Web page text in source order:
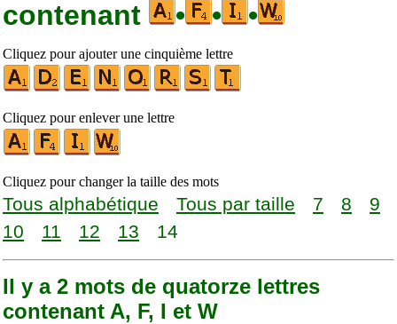
contenant
• • •
Cliquez pour ajouter une cinquième lettre
Cliquez pour enlever une lettre
Cliquez pour changer la taille des mots
Tous alphabétique Tous par taille 7 8
9
10
11 12 13 14
Il y a 2 mots de quatorze lettres
contenant A, F, I et W